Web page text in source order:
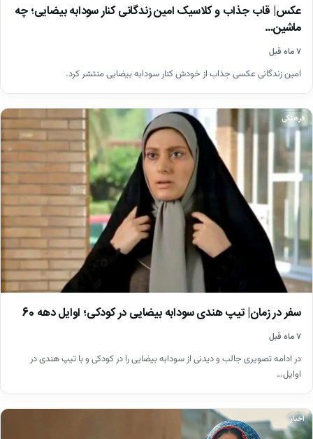
عکس| قاب جذاب و کلاسیک امین زندگانی کنار سودابه بیضایی؛ چه
ماشین…
۷ ماه قبل
امین زندگانی عکسی جذاب از خودش کنار سودابه بیضایی منتشر کرد.
فرهنگی
سفر در زمان| تیپ هندی سودابه بیضایی در کودکی؛ اوایل دهه 60
۷ ماه قبل
در ادامه تصویری جالب و دیدنی از سودابه بیضایی را در کودکی و با تیپ هندی در
اوایل…
اخبار